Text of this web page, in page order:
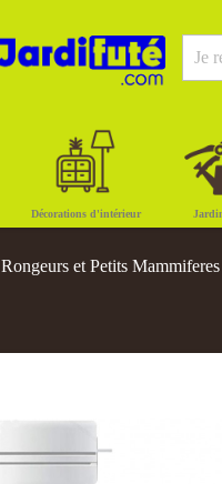
Décorations d'intérieur
Rongeurs et Petits Mammiferes